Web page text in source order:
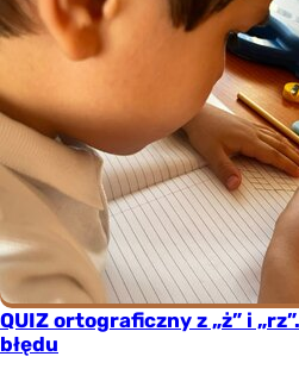
QUIZ ortograficzny z „ż” i
błędu